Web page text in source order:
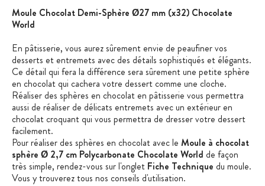
Moule Chocolat Demi-Sphère Ø27 mm (x32) Chocolate
World
En pâtisserie, vous aurez sûrement envie de peaufiner vos
desserts et entremets avec des détails sophistiqués et élégants.
Ce détail qui fera la différence sera sûrement une petite sphère
en chocolat qui cachera votre dessert comme une cloche.
Réaliser des sphères en chocolat en pâtisserie vous permettra
aussi de réaliser de délicats entremets avec un extérieur en
chocolat croquant qui vous permettra de dresser votre dessert
facilement.
Pour réaliser des sphères en chocolat avec le Moule à chocolat
sphère Ø 2,7 cm Polycarbonate Chocolate World de façon
très simple, rendez-vous sur l'onglet Fiche Technique du moule.
Vous y trouverez tous nos conseils d'utilisation.